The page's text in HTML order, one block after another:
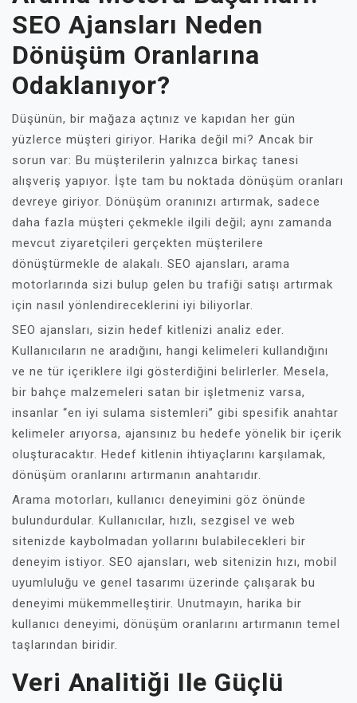
SEO Ajansları Neden
Dönüşüm Oranlarına
Odaklanıyor?
Düşünün, bir mağaza açtınız ve kapıdan her gün
yüzlerce müşteri giriyor. Harika değil mi? Ancak bir
sorun var: Bu müşterilerin yalnızca birkaç tanesi
alışveriş yapıyor. İşte tam bu noktada dönüşüm oranları
devreye giriyor. Dönüşüm oranınızı artırmak, sadece
daha fazla müşteri çekmekle ilgili değil; aynı zamanda
mevcut ziyaretçileri gerçekten müşterilere
dönüştürmekle de alakalı. SEO ajansları, arama
motorlarında sizi bulup gelen bu trafiği satışı artırmak
için nasıl yönlendireceklerini iyi biliyorlar.
SEO ajansları, sizin hedef kitlenizi analiz eder.
Kullanıcıların ne aradığını, hangi kelimeleri kullandığını
ve ne tür içeriklere ilgi gösterdiğini belirlerler. Mesela,
bir bahçe malzemeleri satan bir işletmeniz varsa,
insanlar “en iyi sulama sistemleri” gibi spesifik anahtar
kelimeler arıyorsa, ajansınız bu hedefe yönelik bir içerik
oluşturacaktır. Hedef kitlenin ihtiyaçlarını karşılamak,
dönüşüm oranlarını artırmanın anahtarıdır.
Arama motorları, kullanıcı deneyimini göz önünde
bulundurdular. Kullanıcılar, hızlı, sezgisel ve web
sitenizde kaybolmadan yollarını bulabilecekleri bir
deneyim istiyor. SEO ajansları, web sitenizin hızı, mobil
uyumluluğu ve genel tasarımı üzerinde çalışarak bu
deneyimi mükemmelleştirir. Unutmayın, harika bir
kullanıcı deneyimi, dönüşüm oranlarını artırmanın temel
taşlarından biridir.
Veri Analitiği Ile Güçlü